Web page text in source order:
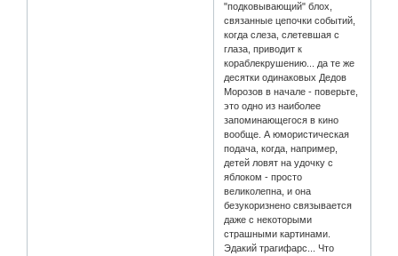
"подковывающий" блох,
связанные цепочки событий,
когда слеза, слетевшая с
глаза, приводит к
кораблекрушению... да те же
десятки одинаковых Дедов
Морозов в начале - поверьте,
это одно из наиболее
запоминающегося в кино
вообще. А юмористическая
подача, когда, например,
детей ловят на удочку с
яблоком - просто
великолепна, и она
безукоризнено связывается
даже с некоторыми
страшными картинами.
Эдакий трагифарс... Что